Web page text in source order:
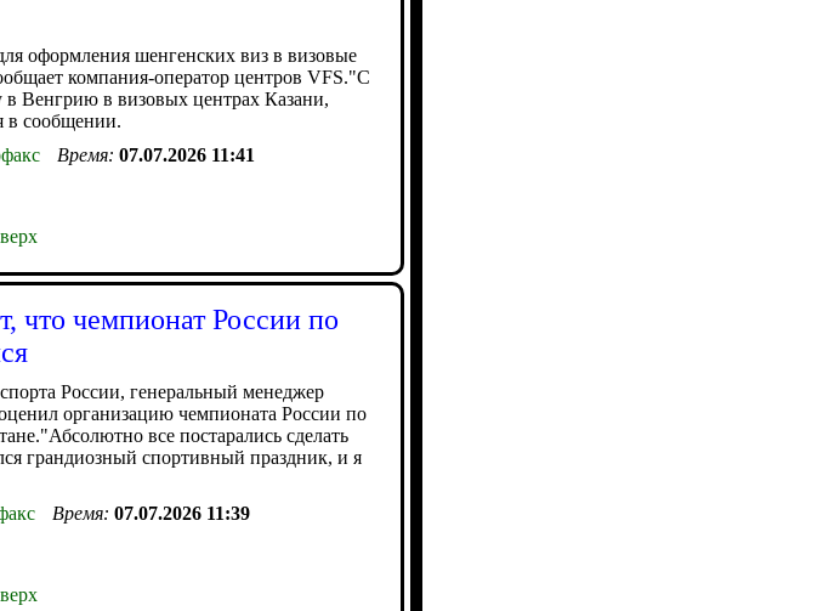
оформления шенгенских виз в визовые
компания-оператор центров VFS."С
Венгрию в визовых центрах Казани,
в сообщении.
Время: 07.07.2026 11:41
что чемпионат России по
России, генеральный менеджер
организацию чемпионата России по
все постарались сделать
грандиозный спортивный праздник, и я
Время: 07.07.2026 11:39